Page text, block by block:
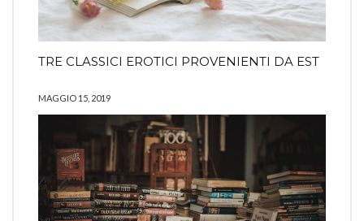
TRE CLASSICI EROTICI PROVENIENTI DA EST
MAGGIO 15, 2019